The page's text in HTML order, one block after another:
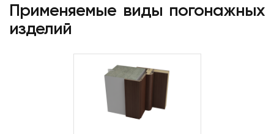
Применяемые виды погонажных
изделий